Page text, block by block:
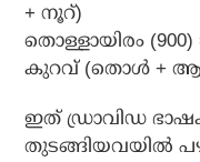
+ നൂറ്)
തൊള്ളായിരം
കുറവ് (തൊള്‍ +
ഇത് ഡ്രാവിഡ
തുടങ്ങിയവയില്‍